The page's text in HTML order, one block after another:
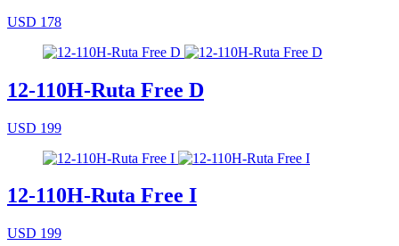
USD 178
12-110H-Ruta Free D
USD 199
12-110H-Ruta Free I
USD 199